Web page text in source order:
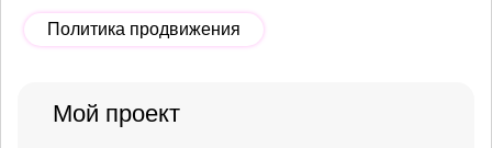
Политика продвижения